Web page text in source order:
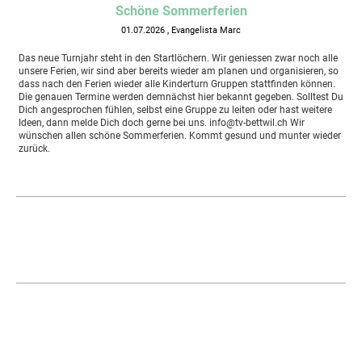
Schöne Sommerferien
01.07.2026 , Evangelista Marc
Das neue Turnjahr steht in den Startlöchern. Wir geniessen zwar noch alle
unsere Ferien, wir sind aber bereits wieder am planen und organisieren, so
dass nach den Ferien wieder alle Kinderturn Gruppen stattfinden können.
Die genauen Termine werden demnächst hier bekannt gegeben. Solltest Du
Dich angesprochen fühlen, selbst eine Gruppe zu leiten oder hast weitere
Ideen, dann melde Dich doch gerne bei uns. info@tv-bettwil.ch Wir
wünschen allen schöne Sommerferien. Kommt gesund und munter wieder
zurück.